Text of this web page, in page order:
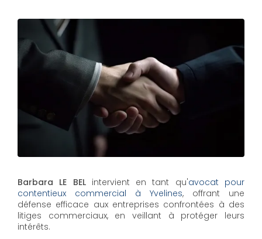
Barbara LE BELintervient en tant qu'avocat pour
contentieux commercial à Yvelines, offrant une
défense efficace aux entreprises confrontées à des
litiges commerciaux, en veillant à protéger leurs
intérêts.